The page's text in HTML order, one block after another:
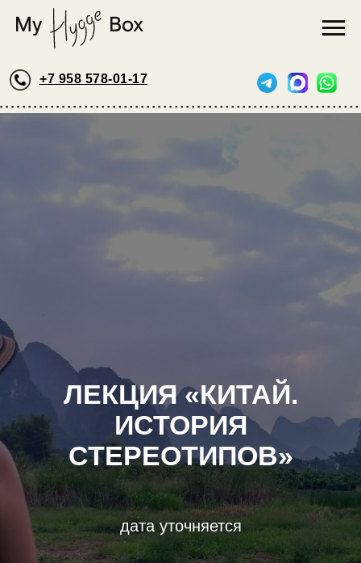
+7 958 578-01-17
ЛЕКЦИЯ «КИТАЙ.
ИСТОРИЯ
СТЕРЕОТИПОВ»
дата уточняется